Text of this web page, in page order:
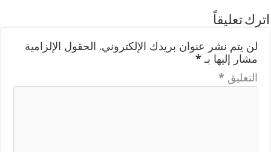
اترك تعليقاً
لن يتم نشر عنوان بريدك الإلكتروني. الحقول الإلزامية
مشار إليها بـ*
التعليق *